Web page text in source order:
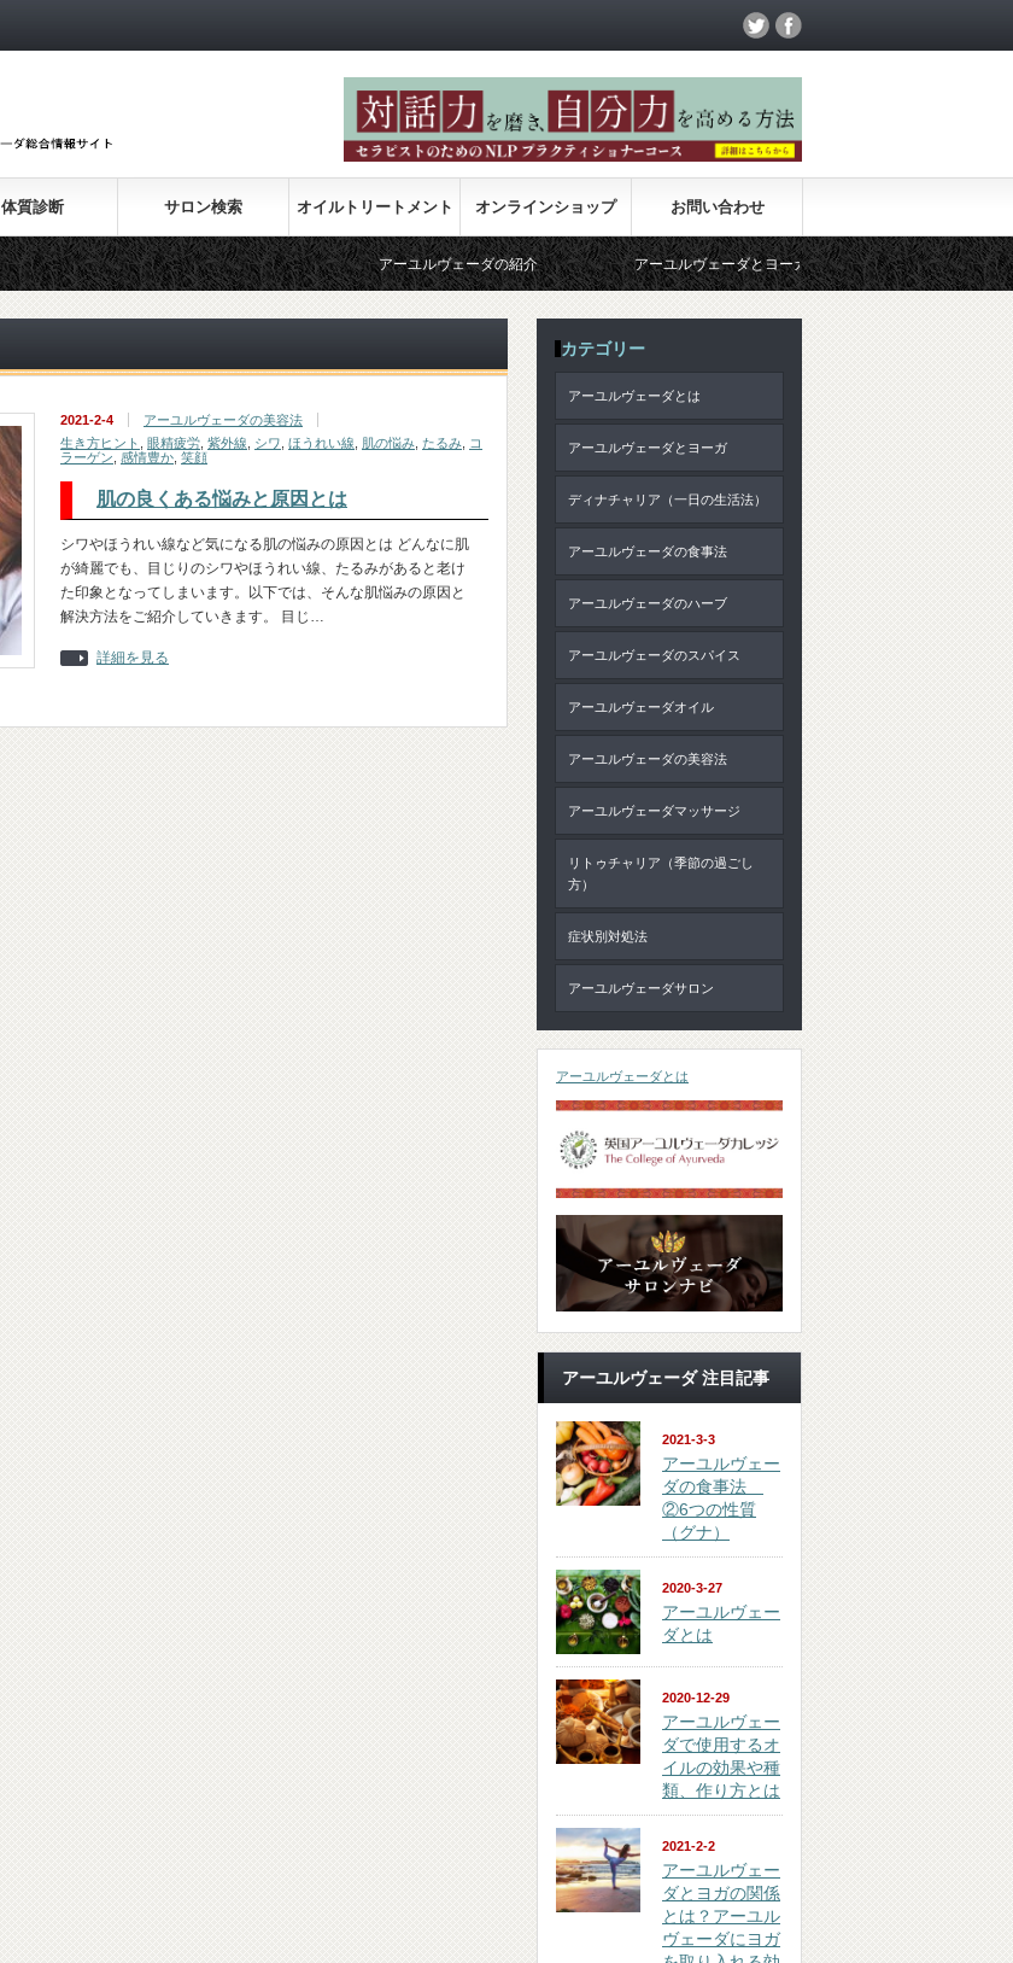
体質診断 サロン検索 オイルトリートメント オンラインショップ お問い合わせ
アーユルヴェーダの紹介 アーユルヴェーダとヨーガ サンキャ哲学
2021-2-4
アーユルヴェーダの美容法
生き方ヒント
眼精疲労 紫外線 シワ ほうれい線 肌の悩み たるみ
コ
ラーゲン 感情豊か 笑顔
肌の良くある悩みと原因とは
シワやほうれい線など気になる肌の悩みの原因とは どんなに肌
が綺麗でも、目じりのシワやほうれい線、たるみがあると老け
た印象となってしまいます。以下では、そんな肌悩みの原因と
解決方法をご紹介していきます。 目じ…
詳細を見る
カテゴリー
アーユルヴェーダとは
アーユルヴェーダとヨーガ
ディナチャリア（一日の生活法）
アーユルヴェーダの食事法
アーユルヴェーダのハーブ
アーユルヴェーダのスパイス
アーユルヴェーダオイル
アーユルヴェーダの美容法
アーユルヴェーダマッサージ
リトゥチャリア（季節の過ごし
方）
症状別対処法
アーユルヴェーダサロン
アーユルヴェーダとは
アーユルヴェーダ 注目記事
2021-3-3
アーユルヴェー
ダの食事法
②6つの性質
（グナ）
2020-3-27
アーユルヴェー
ダとは
2020-12-29
アーユルヴェー
ダで使用するオ
イルの効果や種
類、作り方とは
2021-2-2
アーユルヴェー
ダとヨガの関係
とは？アーユル
ヴェーダにヨガ